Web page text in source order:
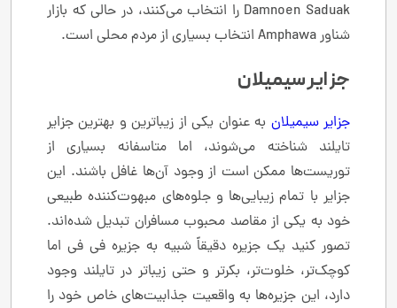
Damnoen Saduak را انتخاب می‌کنند، در حالی که بازار
شناور Amphawa انتخاب بسیاری از مردم محلی است.
جزایر سیمیلان
جزایر سیمیلان به عنوان یکی از زیباترین و بهترین جزایر
تایلند شناخته می‌شوند، اما متاسفانه بسیاری از
توریست‌ها ممکن است از وجود آن‌ها غافل باشند. این
جزایر با تمام زیبایی‌ها و جلوه‌های مبهوت‌کننده طبیعی
خود به یکی از مقاصد محبوب مسافران تبدیل شده‌اند.
تصور کنید یک جزیره دقیقاً شبیه به جزیره فی فی اما
کوچک‌تر، خلوت‌تر، بکرتر و حتی زیباتر در تایلند وجود
دارد، این جزیره‌ها به واقعیت جذابیت‌های خاص خود را